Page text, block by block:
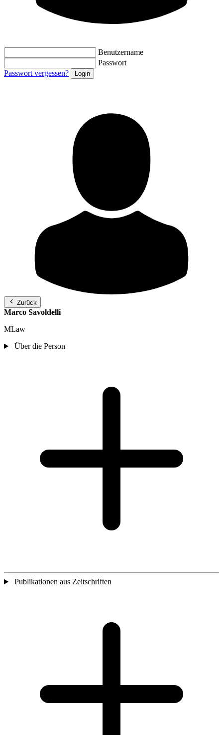
Benutzername
Passwort
Passwort vergessen?
Zurück
Marco Savoldelli
MLaw
Über die Person
Publikationen aus Zeitschriften